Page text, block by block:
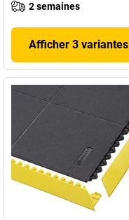
2 semaines
Afficher 3 variantes